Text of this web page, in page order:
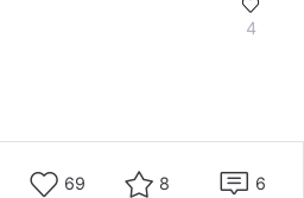
4
69 8 6